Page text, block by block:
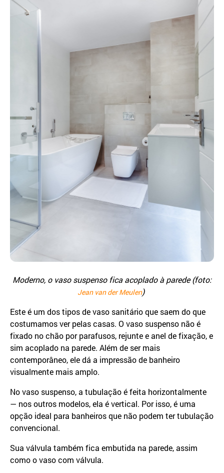
Moderno, o vaso suspenso fica acoplado à parede (foto:
Jean van der Meulen)
Este é um dos tipos de vaso sanitário que saem do que
costumamos ver pelas casas. O vaso suspenso não é
fixado no chão por parafusos, rejunte e anel de fixação, e
sim acoplado na parede. Além de ser mais
contemporâneo, ele dá a impressão de banheiro
visualmente mais amplo.
No vaso suspenso, a tubulação é feita horizontalmente
— nos outros modelos, ela é vertical. Por isso, é uma
opção ideal para banheiros que não podem ter tubulação
convencional.
Sua válvula também fica embutida na parede, assim
como o vaso com válvula.